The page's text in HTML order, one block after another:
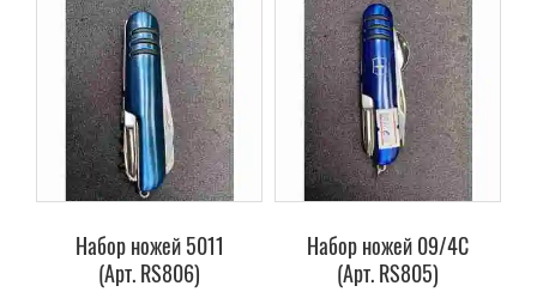
Набор ножей 5011
(Арт. RS806)
Набор ножей 09/4C
(Арт. RS805)